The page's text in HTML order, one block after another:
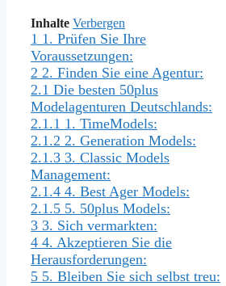
Inhalte Verbergen
1 1. Prüfen Sie Ihre
Voraussetzungen:
2 2. Finden Sie eine Agentur:
2.1 Die besten 50plus
Modelagenturen Deutschlands:
2.1.1 1. TimeModels:
2.1.2 2. Generation Models:
2.1.3 3. Classic Models
Management:
2.1.4 4. Best Ager Models:
2.1.5 5. 50plus Models:
3 3. Sich vermarkten:
4 4. Akzeptieren Sie die
Herausforderungen:
5 5. Bleiben Sie sich selbst treu: